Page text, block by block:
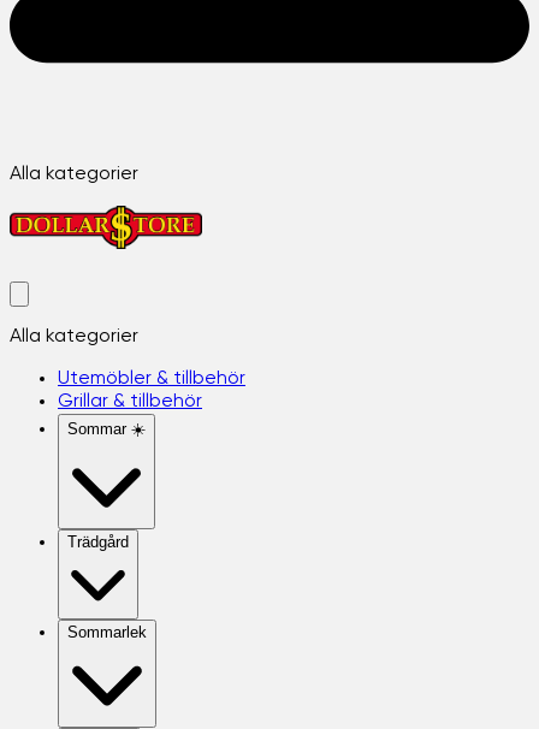
Alla kategorier
Alla kategorier
Utemöbler & tillbehör
Grillar & tillbehör
Sommar ☀️
Trädgård
Sommarlek